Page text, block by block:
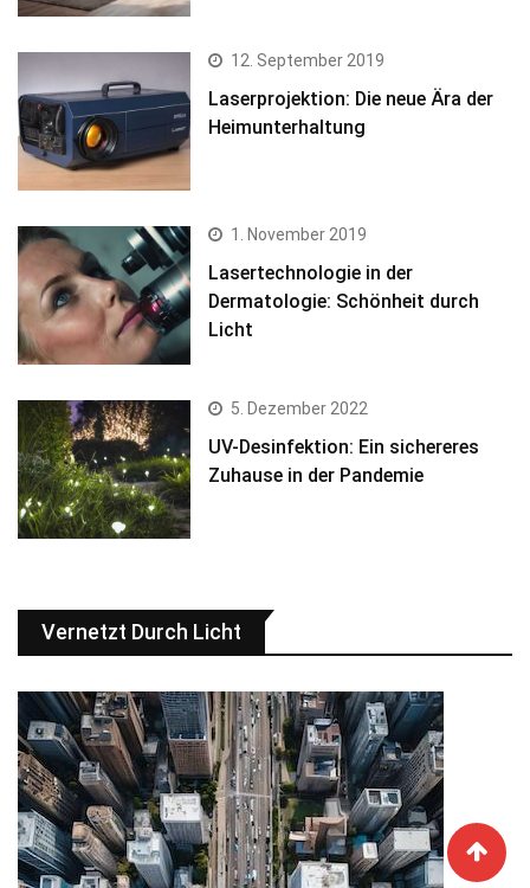
12. September 2019
Laserprojektion: Die neue Ära der
Heimunterhaltung
1. November 2019
Lasertechnologie in der
Dermatologie: Schönheit durch
Licht
5. Dezember 2022
UV-Desinfektion: Ein sichereres
Zuhause in der Pandemie
Vernetzt Durch Licht